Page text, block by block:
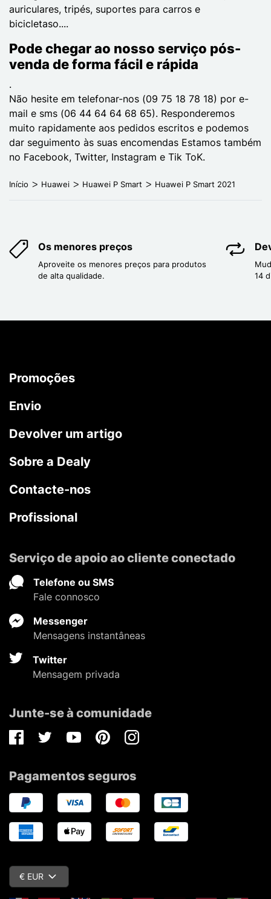
auriculares, tripés, suportes para carros e
bicicletaso....
Pode chegar ao nosso serviço pós-
venda de forma fácil e rápida
.
Não hesite em telefonar-nos (09 75 18 78 18) por e-
mail e sms (06 44 64 64 68 65). Responderemos
muito rapidamente aos pedidos escritos e podemos
dar seguimento às suas encomendas Estamos também
no Facebook, Twitter, Instagram e Tik ToK.
Início Huawei Huawei P Smart Huawei P Smart 2021
Os menores preços
Aproveite os menores preços para produtos
de alta qualidade.
14
Promoções
Envio
Devolver um artigo
Sobre a Dealy
Contacte-nos
Profissional
Serviço de apoio ao cliente conectado
Telefone ou SMS
Fale connosco
Messenger
Mensagens instantâneas
Twitter
Mensagem privada
Junte-se à comunidade
FacebookTwitterYoutubePinterestInstagram
Pagamentos seguros
€ EUR